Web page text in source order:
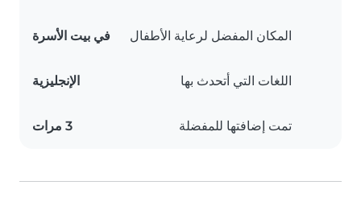
المكان المفضل لرعاية الأطفال في بيت الأسرة
اللغات التي أتحدث بها الإنجليزية
تمت إضافتها للمفضلة 3 مرات